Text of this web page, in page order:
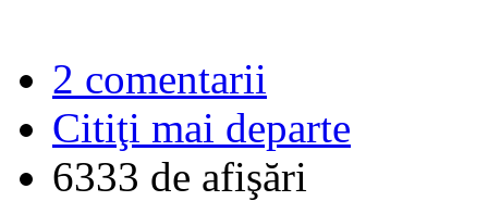
2 comentarii
Citiţi mai departe
6333 de afişări